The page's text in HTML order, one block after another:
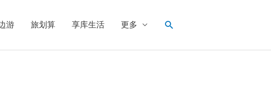
游 旅划算 享库生活 更多
搜